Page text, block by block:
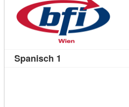
Spanisch 1